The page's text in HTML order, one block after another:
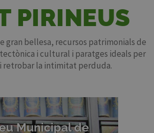
PIRINEUS
gran bellesa, recursos patrimonials de
i cultural i paratges ideals per
i retrobar la intimitat perduda.
Núria